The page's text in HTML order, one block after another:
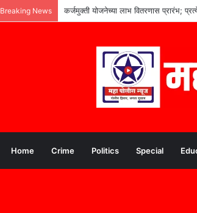
Breaking News कर्जमुक्ती योजनेच्या लाभ वितरणास प्रारंभ;
Home Crime Politics Special